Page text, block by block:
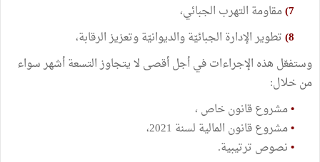
7) مقاومة التهرب الجبائي،
8) تطوير الإدارة الجبائيّة والديوانيّة وتعزيز الرقابة،
وستفعّل هذه الإجراءات في أجل أقصى لا يتجاوز التسعة أشهر سواء
من خلال:
•مشروع قانون خاص ،
•مشروع قانون المالية لسنة 2021،
•نصوص ترتيبية.